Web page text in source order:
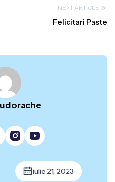
NEXT ARTICLE
Felicitari Paste
iulie 21, 2023